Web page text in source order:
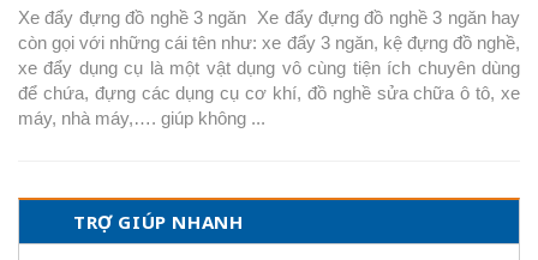
Xe đẩy đựng đồ nghề 3 ngăn Xe đẩy đựng đồ nghề 3 ngăn hay
còn gọi với những cái tên như: xe đẩy 3 ngăn, kệ đựng đồ nghề,
xe đẩy dụng cụ là một vật dụng vô cùng tiện ích chuyên dùng
để chứa, đựng các dụng cụ cơ khí, đồ nghề sửa chữa ô tô, xe
máy, nhà máy,…. giúp không ...
TRỢ GIÚP NHANH